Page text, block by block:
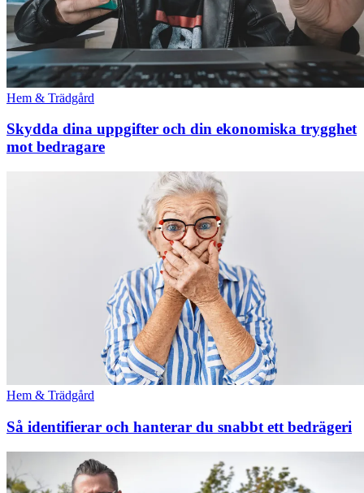
Hem & Trädgård
Skydda dina uppgifter och din ekonomiska trygghet
mot bedragare
Hem & Trädgård
Så identifierar och hanterar du snabbt ett bedrägeri